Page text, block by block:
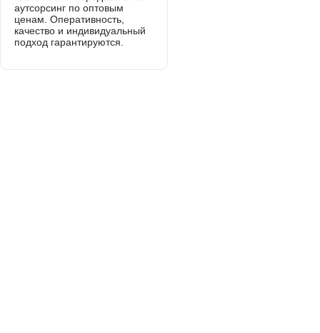
аутсорсинг по оптовым
ценам. Оперативность,
качество и индивидуальный
подход гарантируются.